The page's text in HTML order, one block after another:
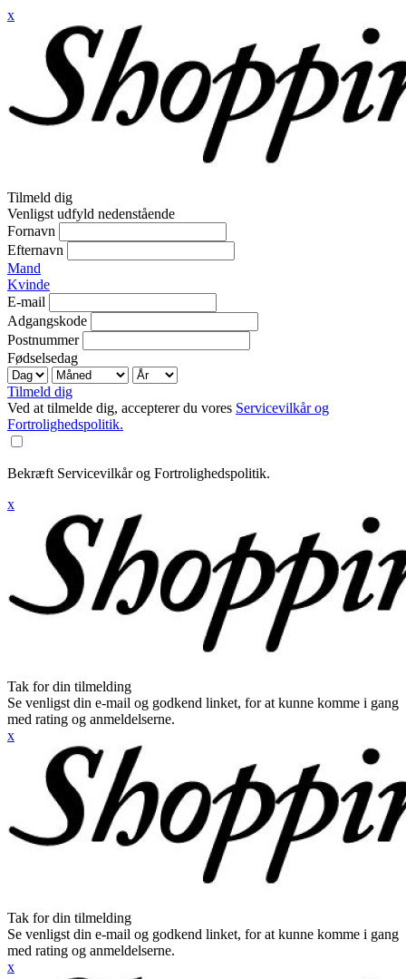
x
Tilmeld dig
Venligst udfyld nedenstående
Fornavn
Efternavn
Mand
Kvinde
E-mail
Adgangskode
Postnummer
Fødselsedag
Tilmeld dig
Ved at tilmelde dig, accepterer du vores Servicevilkår og
Fortrolighedspolitik.
Bekræft Servicevilkår og Fortrolighedspolitik.
x
Tak for din tilmelding
Se venligst din e-mail og godkend linket, for at kunne komme i gang
med rating og anmeldelserne.
x
Tak for din tilmelding
Se venligst din e-mail og godkend linket, for at kunne komme i gang
med rating og anmeldelserne.
x